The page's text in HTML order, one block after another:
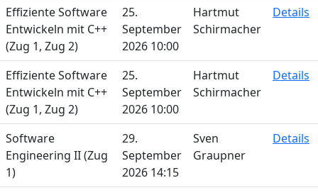
Effiziente Software
Entwickeln mit C++
(Zug 1, Zug 2)
25.
September
2026 10:00
Hartmut
Schirmacher
Details
Effiziente Software
Entwickeln mit C++
(Zug 1, Zug 2)
25.
September
2026 10:00
Hartmut
Schirmacher
Details
Software
Engineering II (Zug
1)
29.
September
2026 14:15
Sven
Graupner
Details